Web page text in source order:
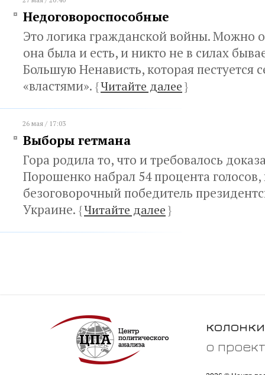
Недоговороспособные
Это логика гражданской войны. Можно
она была и есть, и никто не в силах
Большую Ненависть, которая пестуется
«властями». {Читайте далее}
26 мая / 17:03
Выборы гетмана
Гора родила то, что и требовалось
Порошенко набрал 54 процента
безоговорочный победитель
Украине. {Читайте далее}
колонки
о